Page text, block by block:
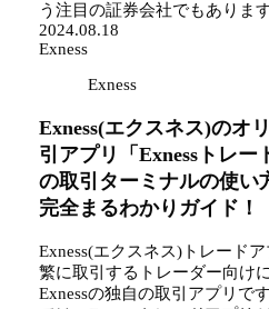
う注目の証券会社でもあります
2024.08.18
Exness
Exness
Exness(エクスネス)のオ
引アプリ「Exnessトレー
の取引ターミナルの使い
完全まるわかりガイド！
Exness(エクスネス)トレード
繁に取引するトレーダー向け
Exnessの独自の取引アプリで